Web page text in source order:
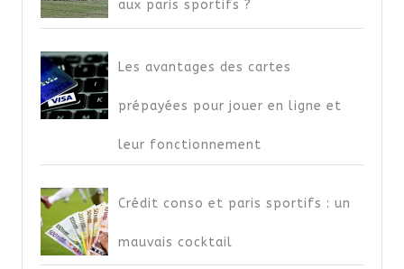
aux paris sportifs ?
Les avantages des cartes
prépayées pour jouer en ligne et
leur fonctionnement
Crédit conso et paris sportifs : un
mauvais cocktail